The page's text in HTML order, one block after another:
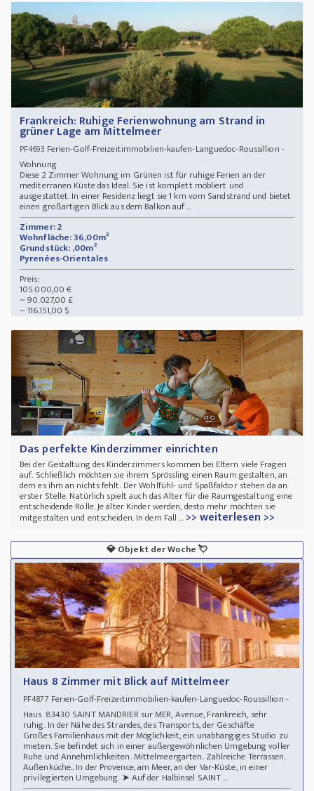
Frankreich: Ruhige Ferienwohnung am Strand in
grüner Lage am Mittelmeer
PF4693 Ferien-Golf-Freizeitimmobilien-kaufen-Languedoc-Roussillion -
Wohnung
Diese 2 Zimmer Wohnung im Grünen ist für ruhige Ferien an der
mediterranen Küste das Ideal. Sie ist komplett möbliert und
ausgestattet. In einer Residenz liegt sie 1 km vom Sandstrand und bietet
einen großartigen Blick aus dem Balkon auf ...
Zimmer: 2
Wohnfläche: 36,00m²
Grundstück: ,00m²
Pyrenées-Orientales
Preis:
105.000,00 €
~ 90.027,00 £
~ 116.151,00 $
Das perfekte Kinderzimmer einrichten
Bei der Gestaltung des Kinderzimmers kommen bei Eltern viele Fragen
auf. Schließlich möchten sie ihrem Sprössling einen Raum gestalten, an
dem es ihm an nichts fehlt. Der Wohlfühl- und Spaßfaktor stehen da an
erster Stelle. Natürlich spielt auch das Alter für die Raumgestaltung eine
entscheidende Rolle. Je älter Kinder werden, desto mehr möchten sie
mitgestalten und entscheiden. In dem Fall ... >> weiterlesen >>
💎Objekt der Woche💘
Haus 8 Zimmer mit Blick auf Mittelmeer
PF4877 Ferien-Golf-Freizeitimmobilien-kaufen-Languedoc-Roussillion -
Haus 83430 SAINT MANDRIER sur MER, Avenue, Frankreich, sehr
ruhig. In der Nähe des Strandes, des Transports, der Geschäfte
Großes Familienhaus mit der Möglichkeit, ein unabhängiges Studio zu
mieten. Sie befindet sich in einer außergewöhnlichen Umgebung voller
Ruhe und Annehmlichkeiten. Mittelmeergarten. Zahlreiche Terrassen.
Außenküche.. In der Provence, am Meer, an der Var-Küste, in einer
privilegierten Umgebung. ➤ Auf der Halbinsel SAINT ...